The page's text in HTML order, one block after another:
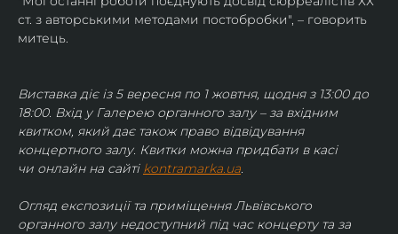
ст. з авторськими методами постобробки", – говорить
митець.
Виставка діє із 5 вересня по 1 жовтня, щодня з 13:00 до
18:00. Вхід у Галерею органного залу – за вхідним
квитком, який дає також право відвідування
концертного залу. Квитки можна придбати в касі
чи онлайн на сайті kontramarka.ua.
Огляд експозиції та приміщення Львівського
органного залу недоступний під час концерту та за